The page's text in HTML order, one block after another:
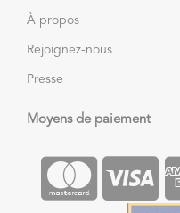
À propos
Rejoignez-nous
Presse
Moyens de paiement